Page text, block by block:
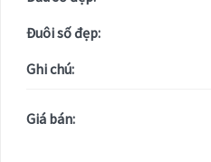
Đuôi số đẹp:
Ghi chú:
Giá bán: